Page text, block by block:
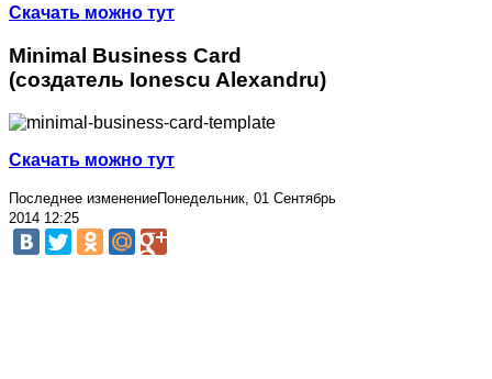
Скачать можно тут
Minimal Business Card
(создатель Ionescu Alexandru)
Скачать можно тут
Последнее изменениеПонедельник, 01 Сентябрь
2014 12:25